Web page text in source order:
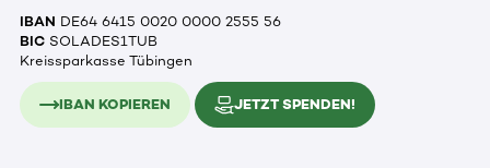
IBAN DE64 6415 0020 0000 2555 56
BIC SOLADES1TUB
Kreissparkasse Tübingen
IBAN KOPIEREN JETZT SPENDEN!